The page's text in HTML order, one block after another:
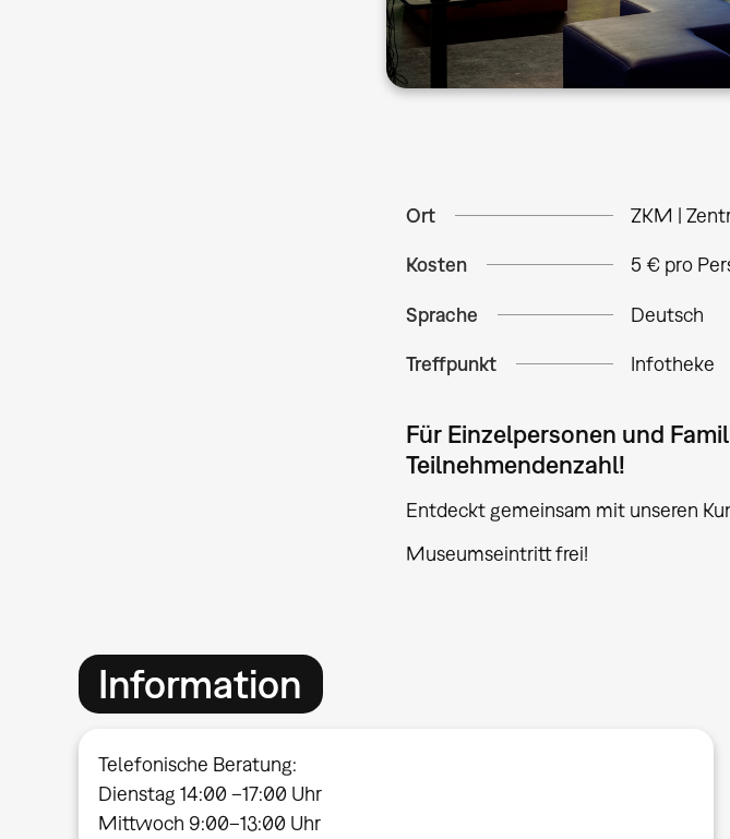
Ort ZKM |
Kosten 5 € pro
Sprache Deutsch
Treffpunkt Infotheke
Für Einzelpersonen und
Teilnehmendenzahl!
Entdeckt gemeinsam mit unseren
Museumseintritt frei!
Information
Telefonische Beratung:
Dienstag 14:00 –17:00 Uhr
Mittwoch 9:00–13:00 Uhr